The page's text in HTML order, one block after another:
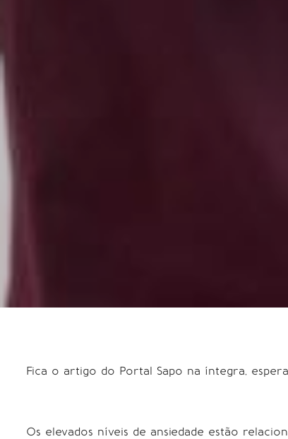
Fica o artigo do Portal Sapo na íntegra,
Os elevados níveis de ansiedade estão